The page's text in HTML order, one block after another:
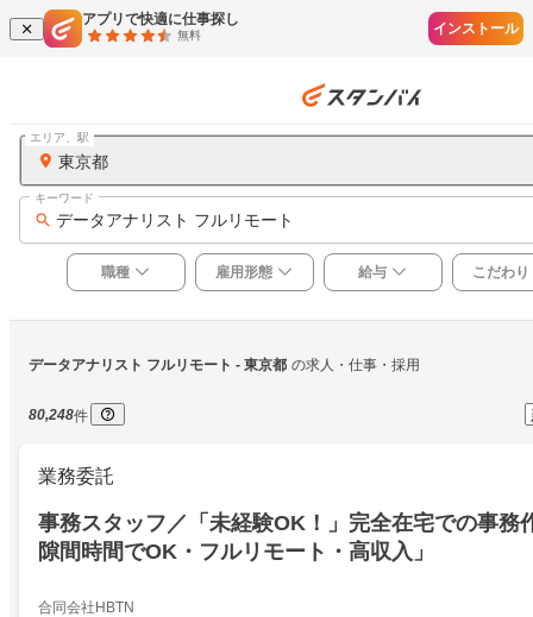
アプリで快適に仕事探し
無料 インストール
東京都
エリア、駅
データアナリスト フルリモート
キーワード
職種 雇用形態 給与 こだわり
データアナリスト フルリモート - 東京都 の求人・仕事・採用
80,248件
業務委託
事務スタッフ／「未経験OK！」完全在宅での事務
隙間時間でOK・フルリモート・高収入」
合同会社HBTN